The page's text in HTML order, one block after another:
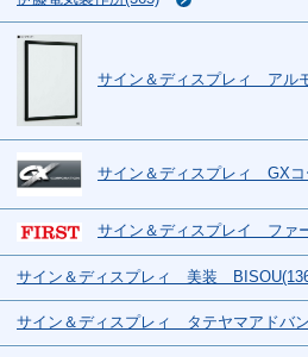
サイン＆ディスプレィ アル
サイン＆ディスプレィ GXコ
サイン＆ディスプレイ ファ
サイン＆ディスプレィ 美装
サイン＆ディスプレィ タテヤマアドバ